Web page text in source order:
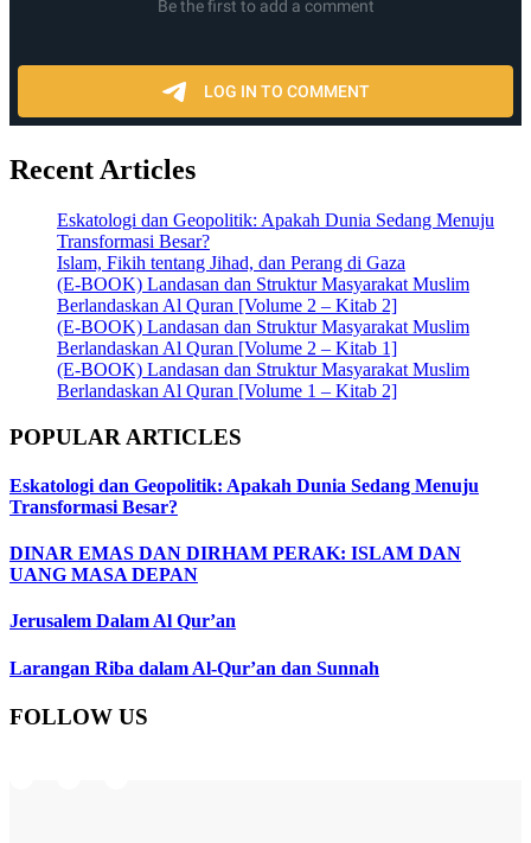
Recent Articles
Eskatologi dan Geopolitik: Apakah Dunia Sedang Menuju
Transformasi Besar?
Islam, Fikih tentang Jihad, dan Perang di Gaza
(E-BOOK) Landasan dan Struktur Masyarakat Muslim
Berlandaskan Al Quran [Volume 2 – Kitab 2]
(E-BOOK) Landasan dan Struktur Masyarakat Muslim
Berlandaskan Al Quran [Volume 2 – Kitab 1]
(E-BOOK) Landasan dan Struktur Masyarakat Muslim
Berlandaskan Al Quran [Volume 1 – Kitab 2]
POPULAR ARTICLES
Eskatologi dan Geopolitik: Apakah Dunia Sedang Menuju
Transformasi Besar?
DINAR EMAS DAN DIRHAM PERAK: ISLAM DAN
UANG MASA DEPAN
Jerusalem Dalam Al Qur’an
Larangan Riba dalam Al-Qur’an dan Sunnah
FOLLOW US